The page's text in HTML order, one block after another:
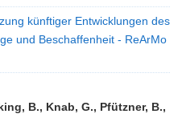
künftiger Entwicklungen des
und Beschaffenheit - ReArMo
B., Knab, G., Pfützner, B.,